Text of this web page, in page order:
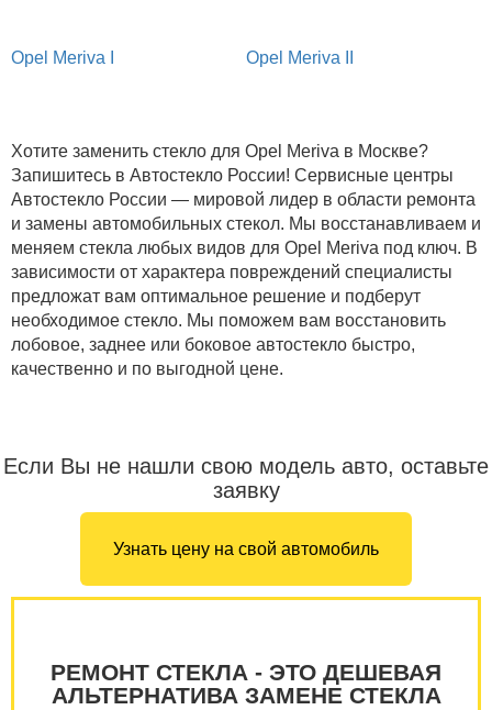
Opel Meriva I Opel Meriva II
Хотите заменить стекло для Opel Meriva в Москве?
Запишитесь в Автостекло России! Сервисные центры
Автостекло России — мировой лидер в области ремонта
и замены автомобильных стекол. Мы восстанавливаем и
меняем стекла любых видов для Opel Meriva под ключ. В
зависимости от характера повреждений специалисты
предложат вам оптимальное решение и подберут
необходимое стекло. Мы поможем вам восстановить
лобовое, заднее или боковое автостекло быстро,
качественно и по выгодной цене.
Если Вы не нашли свою модель авто, оставьте
заявку
Узнать цену на свой автомобиль
РЕМОНТ СТЕКЛА - ЭТО ДЕШЕВАЯ
АЛЬТЕРНАТИВА ЗАМЕНЕ СТЕКЛА